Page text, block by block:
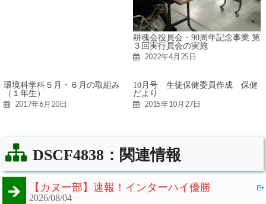
耕魂会役員会・90周年記念事業 第
３回実行員会の実施
2022年4月25日
環境科学科５月・６月の取組み
（１年生）
2017年6月20日
10月号 生徒保健委員作成 保健
だより
2015年10月27日
DSCF4838：関連情報
【カヌー部】速報！インターハイ優勝
2026/08/04